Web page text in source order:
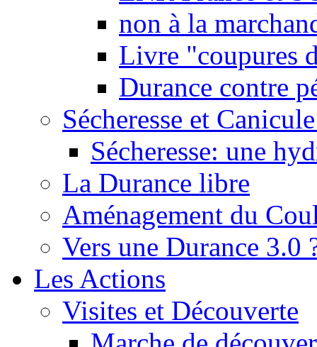
non à la
Livre "coupures
Durance contre
Sécheresse et
Sécheresse: une
La Durance libre
Aménagement du
Vers une Durance 3.0
Les Actions
Visites et Découverte